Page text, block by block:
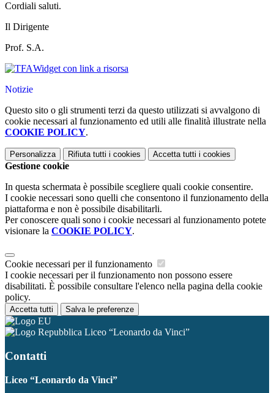
Cordiali saluti.
Il Dirigente
Prof. S.A.
Widget con link a risorsa
Notizie
Questo sito o gli strumenti terzi da questo utilizzati si avvalgono di
cookie necessari al funzionamento ed utili alle finalità illustrate nella
COOKIE POLICY.
Personalizza Rifiuta tutti i cookies Accetta tutti i cookies
Gestione cookie
In questa schermata è possibile scegliere quali cookie consentire.
I cookie necessari sono quelli che consentono il funzionamento della
piattaforma e non è possibile disabilitarli.
Per conoscere quali sono i cookie necessari al funzionamento potete
visionare la COOKIE POLICY.
Cookie necessari per il funzionamento
I cookie necessari per il funzionamento non possono essere
disabilitati. È possibile consultare l'elenco nella pagina della cookie
policy.
Accetta tutti Salva le preferenze
Liceo “Leonardo da Vinci”
Contatti
Liceo “Leonardo da Vinci”